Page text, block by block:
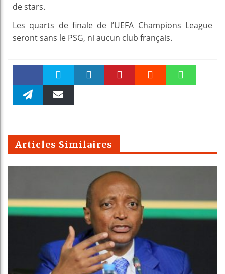
de stars.
Les quarts de finale de l’UEFA Champions League
seront sans le PSG, ni aucun club français.
Faceboo Twitter
m
Articles Similaires